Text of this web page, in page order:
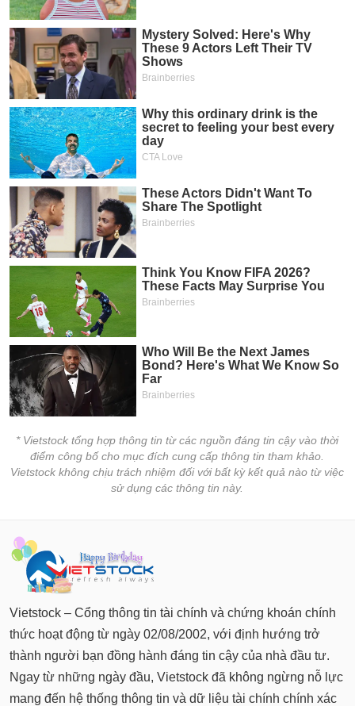
* Vietstock tổng hợp thông tin từ các nguồn đáng tin cậy vào thời
điểm công bố cho mục đích cung cấp thông tin tham khảo.
Vietstock không chịu trách nhiệm đối với bất kỳ kết quả nào từ việc
sử dụng các thông tin này.
Vietstock – Cổng thông tin tài chính và chứng khoán chính
thức hoạt động từ ngày 02/08/2002, với định hướng trở
thành người bạn đồng hành đáng tin cậy của nhà đầu tư.
Ngay từ những ngày đầu, Vietstock đã không ngừng nỗ lực
mang đến hệ thống thông tin và dữ liệu tài chính chính xác